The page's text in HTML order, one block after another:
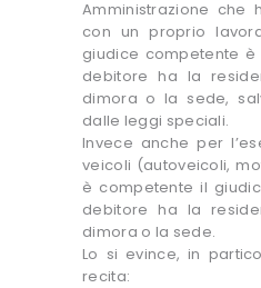
Amministrazione che
con un proprio
giudice competente
debitore ha la
dimora o la sede,
dalle leggi speciali.
Invece anche per
veicoli (autoveicoli,
è competente il
debitore ha la
dimora o la sede.
Lo si evince, in
recita: